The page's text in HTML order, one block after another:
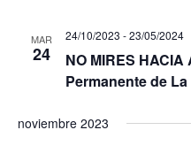
MAR
24
24/10/2023 -23/05/2024
NO MIRES
Permanente de
noviembre 2023